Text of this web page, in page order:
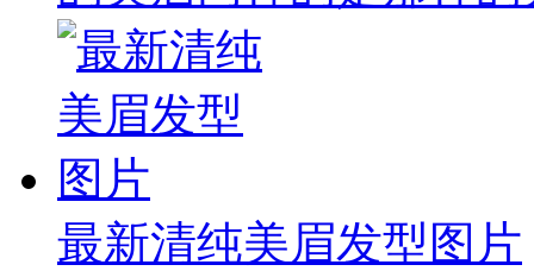
最新清纯美眉发型图片